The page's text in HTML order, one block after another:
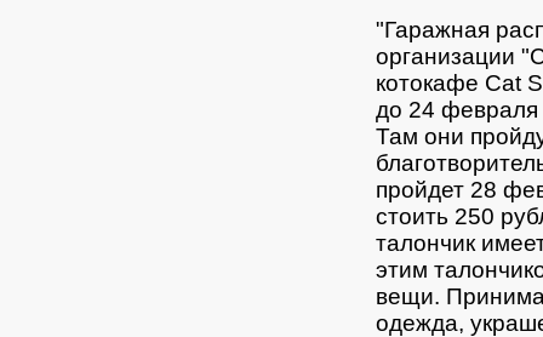
"Гаражная
организации
котокафе Cat
до 24 февраля
Там они
пройдет 28
стоить 250
талончик
этим
вещи.
одежда,